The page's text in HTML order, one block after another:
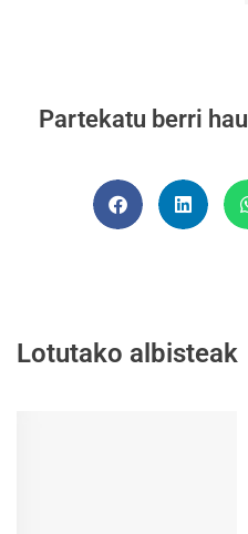
Partekatu berri hau
Lotutako albisteak